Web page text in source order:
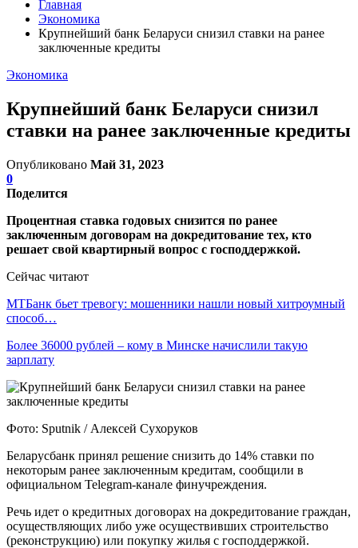
Главная
Экономика
Крупнейший банк Беларуси снизил ставки на ранее
заключенные кредиты
Экономика
Крупнейший банк Беларуси снизил
ставки на ранее заключенные кредиты
Опубликовано Май 31, 2023
0
Поделится
Процентная ставка годовых снизится по ранее
заключенным договорам на докредитование тех, кто
решает свой квартирный вопрос с господдержкой.
Сейчас читают
МТБанк бьет тревогу: мошенники нашли новый хитроумный
способ…
Более 36000 рублей – кому в Минске начислили такую
зарплату
Фото: Sputnik / Алексей Сухоруков
Беларусбанк принял решение снизить до 14% ставки по
некоторым ранее заключенным кредитам, сообщили в
официальном Telegram-канале финучреждения.
Речь идет о кредитных договорах на докредитование граждан,
осуществляющих либо уже осуществивших строительство
(реконструкцию) или покупку жилья с господдержкой.